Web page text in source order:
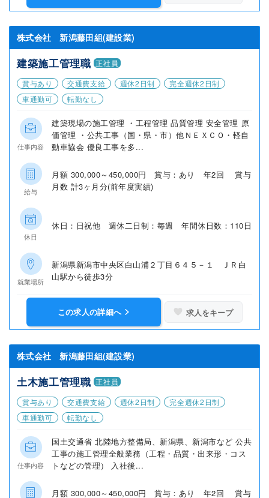
株式会社 新潟藤田組(建設業)
建築施工管理職 正社員
賞与あり
交通費支給 週休2日制
完全週休2日制
車通勤可
転勤なし
仕事内容
建築現場の施工管理 ・工程管理 品質管理 安全管理 原
価管理 ・公共工事（国・県・市）他ＮＥＸＣＯ・軽自
動車協会 優良工事を多...
給与
月額 300,000～450,000円 賞与：あり 年2回 賞与
月数 計3ヶ月分(前年度実績)
休日
休日：日祝他 週休二日制：毎週 年間休日数：110日
就業場所
新潟県新潟市中央区白山浦２丁目６４５－１ ＪＲ白
山駅から徒歩3分
この求人の詳細へ 求人をキープ
株式会社 新潟藤田組(建設業)
土木施工管理職 正社員
賞与あり
交通費支給 週休2日制
完全週休2日制
車通勤可
転勤なし
仕事内容
国土交通省 北陸地方整備局、新潟県、新潟市など 公共
工事の施工管理全般業務（工程・品質・出来形・コス
トなどの管理） 入社後...
月額 300,000～450,000円 賞与：あり 年2回 賞与